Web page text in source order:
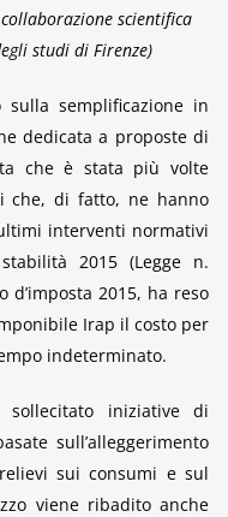
scientifica
studi di Firenze)
semplificazione in
dedicata a proposte di
che è stata più volte
che, di fatto, ne hanno
interventi normativi
2015 (Legge n.
d’imposta 2015, ha reso
Irap il costo per
indeterminato.
sollecitato iniziative di
sull’alleggerimento
sui consumi e sul
viene ribadito anche